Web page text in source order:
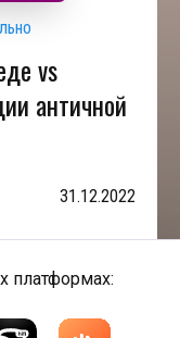
vs
античной
31.12.2022
платформах: